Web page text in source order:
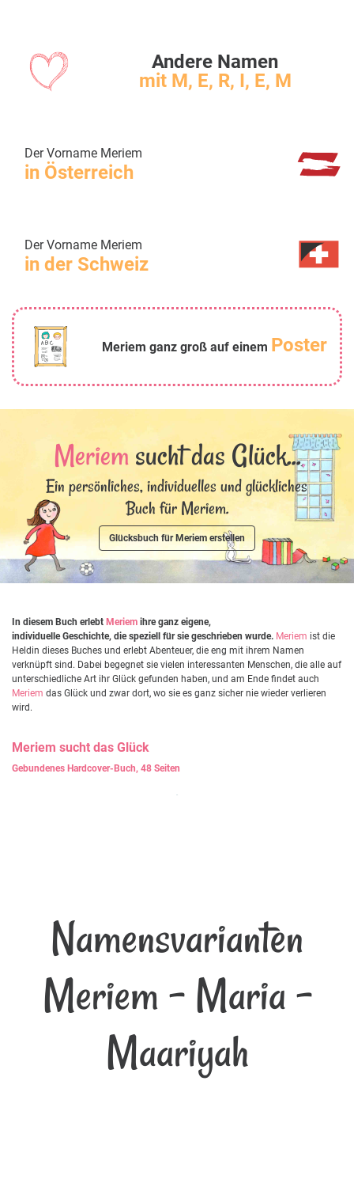
Andere Namen
mit M, E, R, I, E, M
Der Vorname Meriem
in Österreich
Der Vorname Meriem
in der Schweiz
Meriem ganz groß auf einem Poster
Meriemsucht das Glück...
Ein persönliches, individuelles und glückliches
Buch für Meriem.
Glücksbuch für Meriem erstellen
In diesem Buch erlebt Meriem ihre ganz eigene,
individuelle Geschichte, die speziell für sie geschrieben wurde. Meriem ist die
Heldin dieses Buches und erlebt Abenteuer, die eng mit ihrem Namen
verknüpft sind. Dabei begegnet sie vielen interessanten Menschen, die alle auf
unterschiedliche Art ihr Glück gefunden haben, und am Ende findet auch
Meriem das Glück und zwar dort, wo sie es ganz sicher nie wieder verlieren
wird.
Meriem sucht das Glück
Gebundenes Hardcover-Buch, 48 Seiten
Namensvarianten
Meriem - Maria -
Maariyah